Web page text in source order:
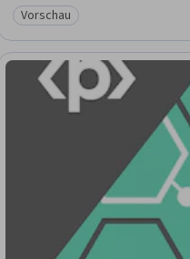
Kategorie: Vorschau
Vorschau